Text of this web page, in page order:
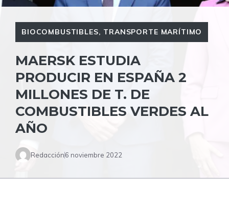
BIOCOMBUSTIBLES, TRANSPORTE MARÍTIMO
MAERSK ESTUDIA
PRODUCIR EN ESPAÑA 2
MILLONES DE T. DE
COMBUSTIBLES VERDES AL
AÑO
Redacción6 noviembre 2022